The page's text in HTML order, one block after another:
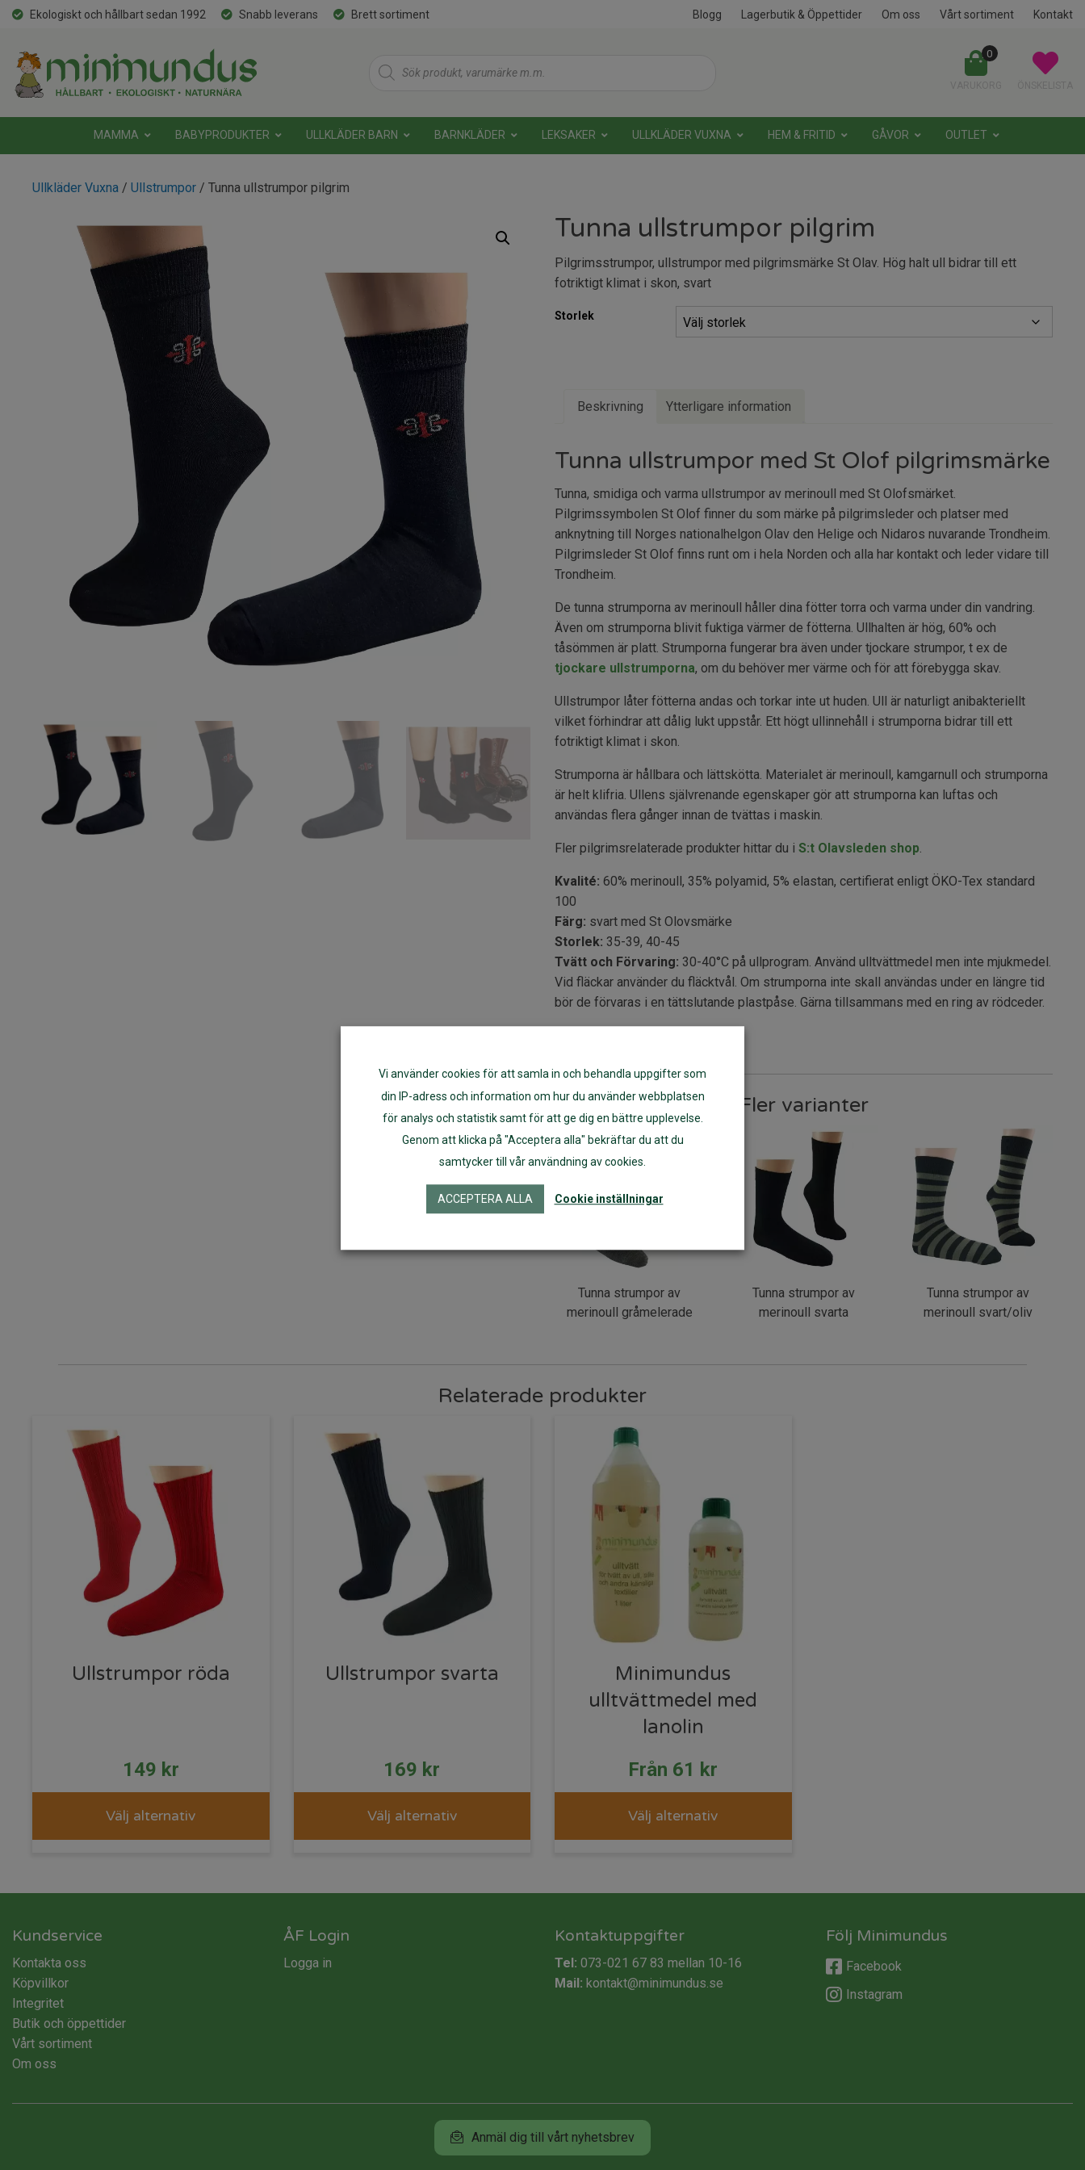
Ekologiskt och hållbart sedan 1992 Snabb leverans Brett sortiment Blogg Lagerbutik & Öppettider Om oss Vårt sortiment Kontakt
Products
search
0
MAMMA BABYPRODUKTER ULLKLÄDER BARN BARNKLÄDER LEKSAKER ULLKLÄDER VUXNA HEM & FRITID GÅVOR OUTLET
Ullkläder Vuxna / Ullstrumpor / Tunna ullstrumpor pilgrim
Tunna ullstrumpor pilgrim
Pilgrimsstrumpor, ullstrumpor med pilgrimsmärke St Olav. Hög halt ull bidrar till ett
fotriktigt klimat i skon, svart
Storlek
Beskrivning Ytterligare information
Tunna ullstrumpor med St Olof pilgrimsmärke
Tunna, smidiga och varma ullstrumpor av merinoull med St Olofsmärket.
Pilgrimssymbolen St Olof finner du som märke på pilgrimsleder och platser med
anknytning till Norges nationalhelgon Olav den Helige och Nidaros nuvarande Trondheim.
Pilgrimsleder St Olof finns runt om i hela Norden och alla har kontakt och leder vidare till
Trondheim.
De tunna strumporna av merinoull håller dina fötter torra och varma under din vandring.
Även om strumporna blivit fuktiga värmer de fötterna. Ullhalten är hög, 60% och
tåsömmen är platt. Strumporna fungerar bra även under tjockare strumpor, t ex de
tjockare ullstrumporna, om du behöver mer värme och för att förebygga skav.
Ullstrumpor låter fötterna andas och torkar inte ut huden. Ull är naturligt anibakteriellt
vilket förhindrar att dålig lukt uppstår. Ett högt ullinnehåll i strumporna bidrar till ett
fotriktigt klimat i skon.
Strumporna är hållbara och lättskötta. Materialet är merinoull, kamgarnull och strumporna
är helt klifria. Ullens självrenande egenskaper gör att strumporna kan luftas och
användas flera gånger innan de tvättas i maskin.
Fler pilgrimsrelaterade produkter hittar du i S:t Olavsleden shop.
Kvalité: 60% merinoull, 35% polyamid, 5% elastan, certifierat enligt ÖKO-Tex standard
100
Färg: svart med St Olovsmärke
Storlek: 35-39, 40-45
Tvätt och Förvaring: 30-40°C på ullprogram. Använd ulltvättmedel men inte mjukmedel.
Vid fläckar använder du fläcktvål. Om strumporna inte skall användas under en längre tid
bör de förvaras i en tättslutande plastpåse. Gärna tillsammans med en ring av rödceder.
Fler varianter
Tunna strumpor av
merinoull gråmelerade
Tunna strumpor av
merinoull svarta
Tunna strumpor av
merinoull svart/oliv
Relaterade produkter
Ullstrumpor röda
149 kr
Välj alternativ
Ullstrumpor svarta
169 kr
Välj alternativ
Minimundus
ulltvättmedel med
lanolin
Från 61 kr
Välj alternativ
Kundservice
Kontakta oss
Köpvillkor
Integritet
Butik och öppettider
Vårt sortiment
Om oss
ÅF Login
Logga in
Kontaktuppgifter
Tel: 073-021 67 83 mellan 10-16
Mail: kontakt@minimundus.se
Följ Minimundus
Facebook
Instagram
Anmäl dig till vårt nyhetsbrev
Vi använder cookies för att samla in och behandla uppgifter som
din IP-adress och information om hur du använder webbplatsen
för analys och statistik samt för att ge dig en bättre upplevelse.
Genom att klicka på "Acceptera alla" bekräftar du att du
samtycker till vår användning av cookies.
ACCEPTERA ALLA Cookie inställningar